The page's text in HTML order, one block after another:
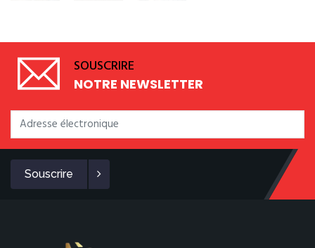
SOUSCRIRE
NOTRE NEWSLETTER
Souscrire